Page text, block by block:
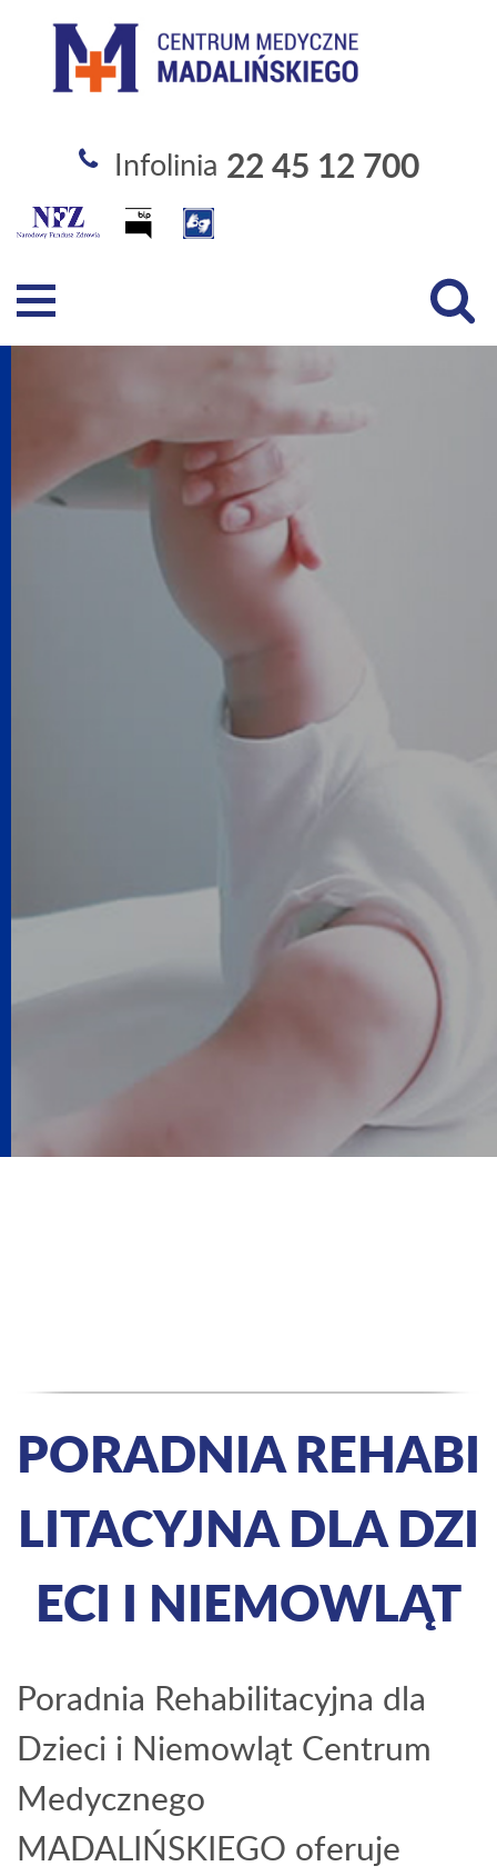
Szpital Specjalistyczny im.
Infolinia 22 45 12 700
PORADNIA REHABI
LITACYJNA DLA DZI
ECI I NIEMOWLĄT
Poradnia Rehabilitacyjna dla
Dzieci i Niemowląt Centrum
Medycznego
MADALIŃSKIEGO oferuje